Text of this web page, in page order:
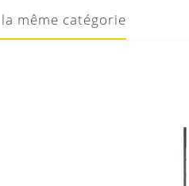
même catégorie